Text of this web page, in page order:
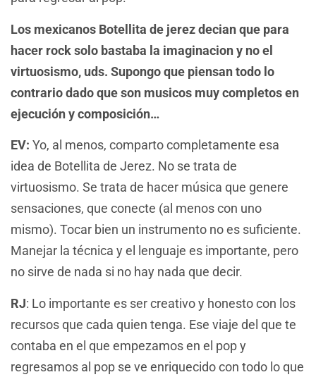
Los mexicanos Botellita de jerez decian que para
hacer rock solo bastaba la imaginacion y no el
virtuosismo, uds. Supongo que piensan todo lo
contrario dado que son musicos muy completos en
ejecución y composición…
EV: Yo, al menos, comparto completamente esa
idea de Botellita de Jerez. No se trata de
virtuosismo. Se trata de hacer música que genere
sensaciones, que conecte (al menos con uno
mismo). Tocar bien un instrumento no es suficiente.
Manejar la técnica y el lenguaje es importante, pero
no sirve de nada si no hay nada que decir.
RJ: Lo importante es ser creativo y honesto con los
recursos que cada quien tenga. Ese viaje del que te
contaba en el que empezamos en el pop y
regresamos al pop se ve enriquecido con todo lo que